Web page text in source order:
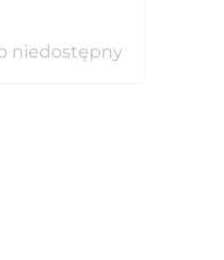
niedostępny